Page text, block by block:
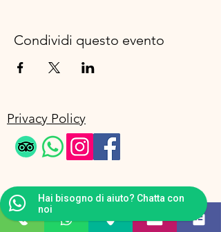
Condividi questo evento
Privacy Policy
Hai bisogno di aiuto? Chatta con
noi